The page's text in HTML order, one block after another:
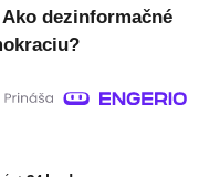
dezinformačné